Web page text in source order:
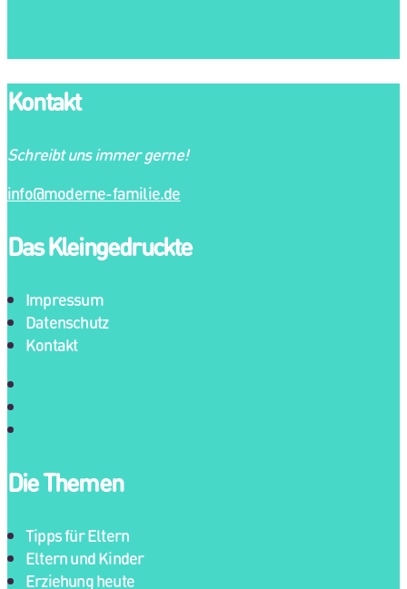
Kontakt
Schreibt uns immer gerne!
info@moderne-familie.de
Das Kleingedruckte
Impressum
Datenschutz
Kontakt
Die Themen
Tipps für Eltern
Eltern und Kinder
Erziehung heute